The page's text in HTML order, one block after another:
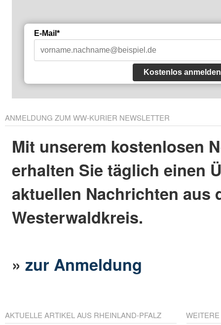
E-Mail*
Kostenlos anmelden
ANMELDUNG ZUM WW-KURIER NEWSLETTER
Mit unserem kostenlosen
erhalten Sie täglich einen
aktuellen Nachrichten aus
Westerwaldkreis.
»zur Anmeldung
AKTUELLE ARTIKEL AUS RHEINLAND-PFALZ